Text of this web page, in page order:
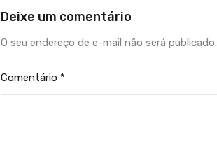
Deixe um comentário
O seu endereço de e-mail não será publicado.
Comentário *